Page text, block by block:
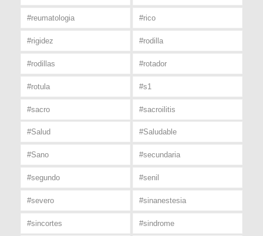
#reumatologia #rico
#rigidez #rodilla
#rodillas #rotador
#rotula #s1
#sacro #sacroilitis
#Salud #Saludable
#Sano #secundaria
#segundo #senil
#severo #sinanestesia
#sincortes #sindrome